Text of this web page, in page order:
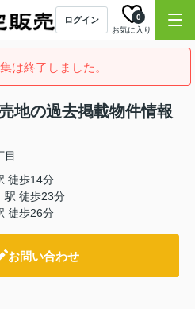
ログイン
お気に入り
0
は終了しました。
地の過去掲載物件情報
目
徒歩14分
駅 徒歩23分
徒歩26分
お問い合わせ